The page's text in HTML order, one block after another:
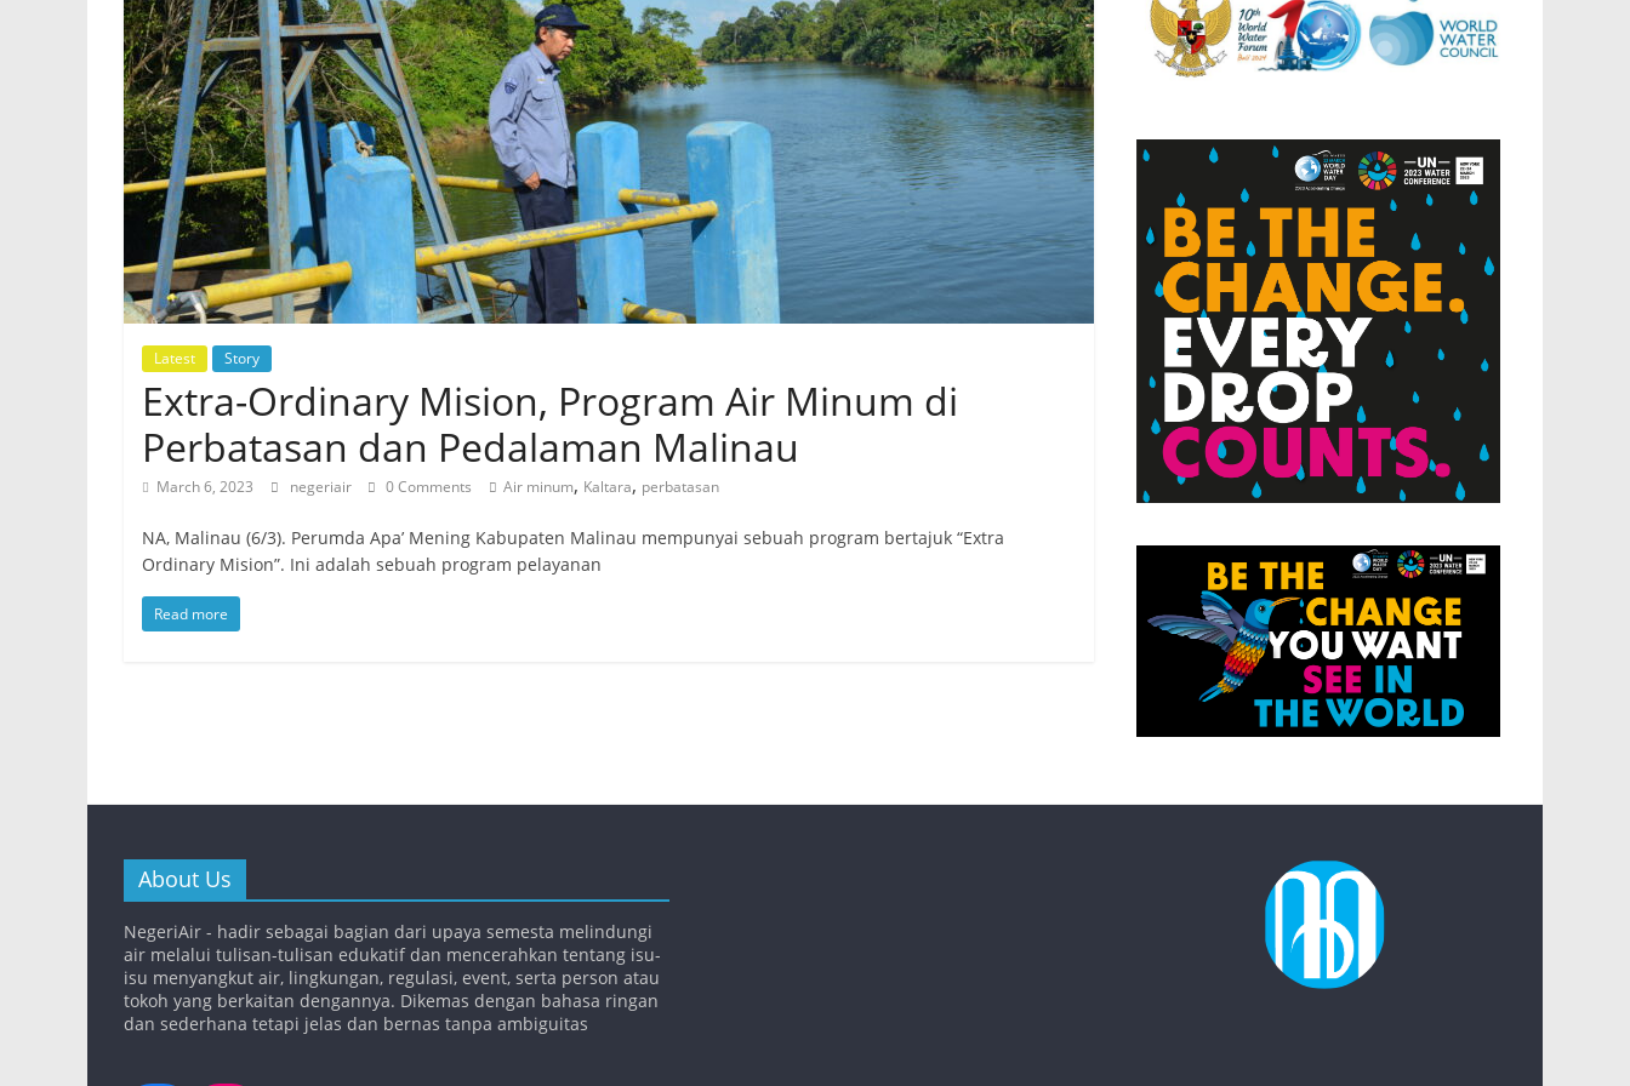
Latest Story
Extra-Ordinary Mision, Program Air Minum di
Perbatasan dan Pedalaman Malinau
March 6, 2023 negeriair 0 Comments Air minum, Kaltara, perbatasan
NA, Malinau (6/3). Perumda Apa’ Mening Kabupaten Malinau mempunyai sebuah program bertajuk “Extra
Ordinary Mision”. Ini adalah sebuah program pelayanan
Read more
About Us
NegeriAir - hadir sebagai bagian dari upaya semesta melindungi
air melalui tulisan-tulisan edukatif dan mencerahkan tentang isu-
isu menyangkut air, lingkungan, regulasi, event, serta person atau
tokoh yang berkaitan dengannya. Dikemas dengan bahasa ringan
dan sederhana tetapi jelas dan bernas tanpa ambiguitas